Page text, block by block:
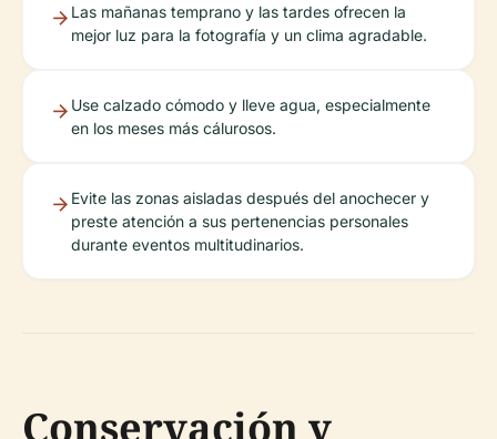
Las mañanas temprano y las tardes ofrecen la
mejor luz para la fotografía y un clima agradable.
Use calzado cómodo y lleve agua, especialmente
en los meses más cálurosos.
Evite las zonas aisladas después del anochecer y
preste atención a sus pertenencias personales
durante eventos multitudinarios.
Conservación y